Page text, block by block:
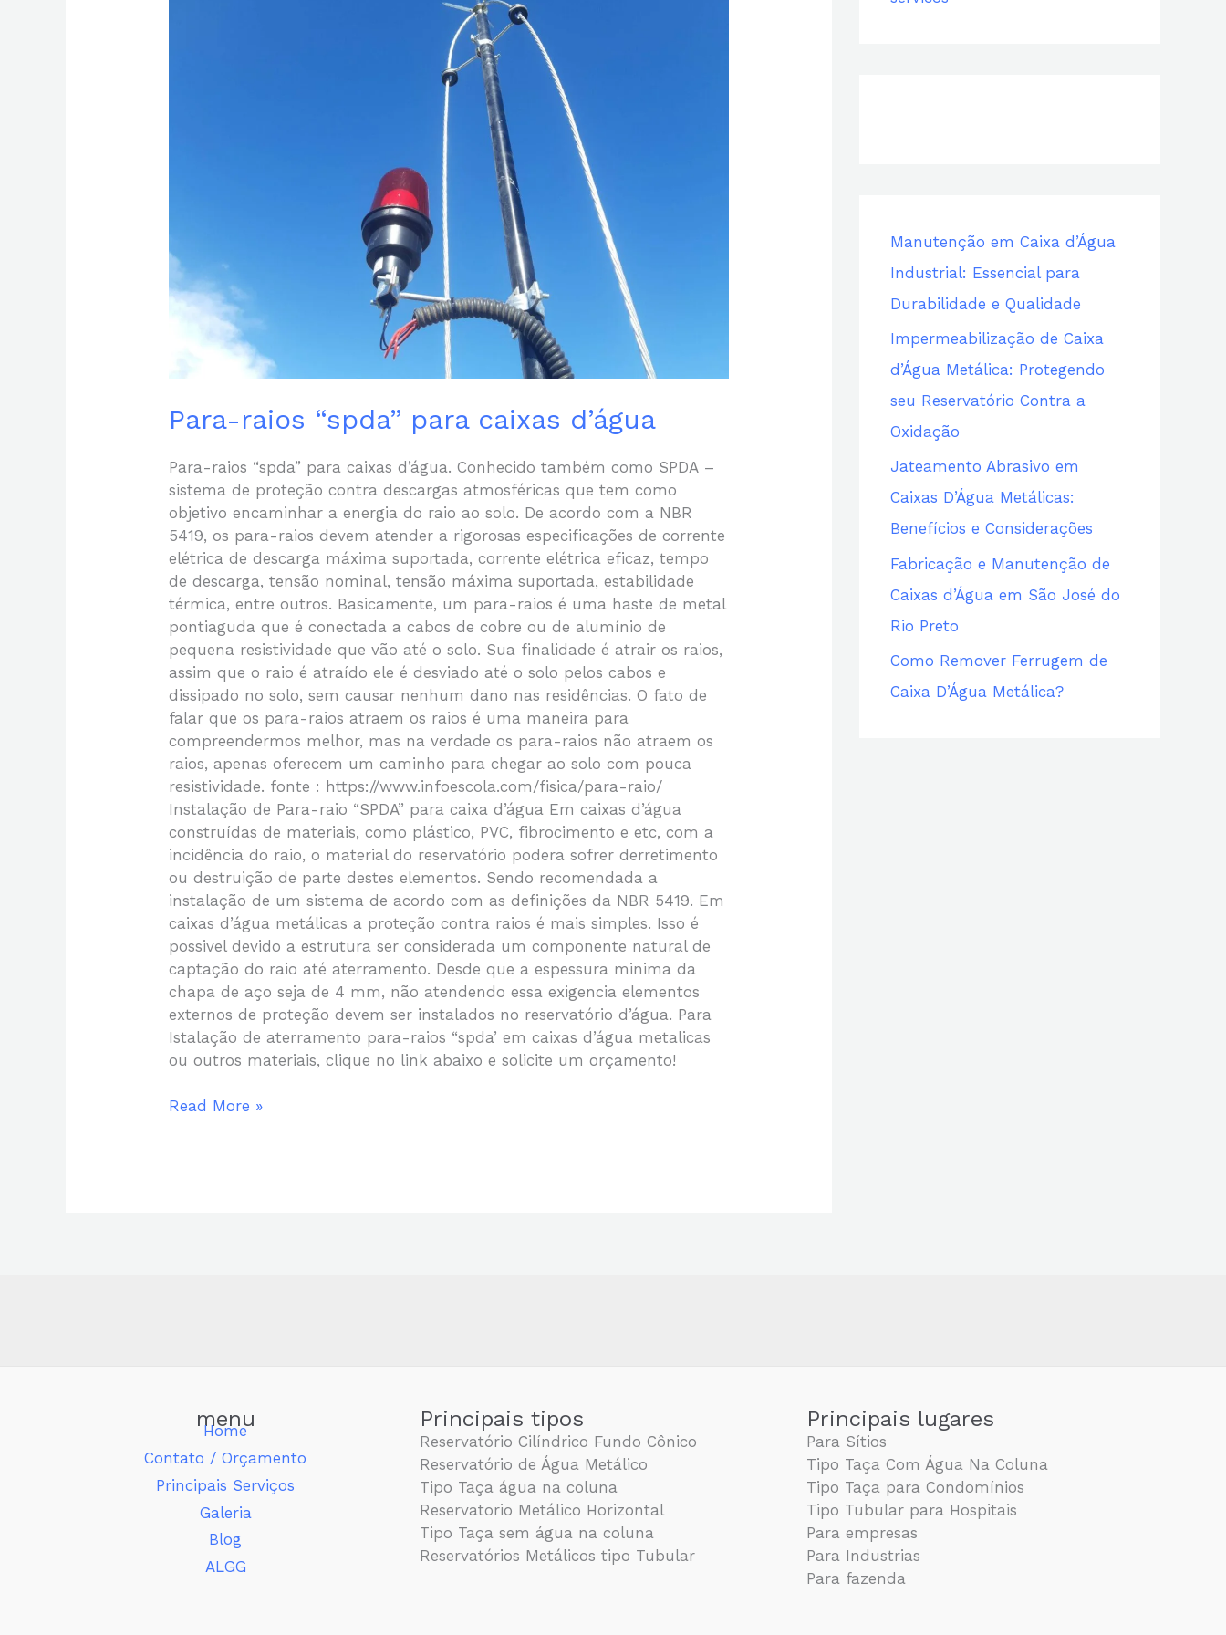
Para-raios “spda” para caixas d’água
Para-raios “spda” para caixas d’água. Conhecido também como SPDA –
sistema de proteção contra descargas atmosféricas que tem como
objetivo encaminhar a energia do raio ao solo. De acordo com a NBR
5419, os para-raios devem atender a rigorosas especificações de corrente
elétrica de descarga máxima suportada, corrente elétrica eficaz, tempo
de descarga, tensão nominal, tensão máxima suportada, estabilidade
térmica, entre outros. Basicamente, um para-raios é uma haste de metal
pontiaguda que é conectada a cabos de cobre ou de alumínio de
pequena resistividade que vão até o solo. Sua finalidade é atrair os raios,
assim que o raio é atraído ele é desviado até o solo pelos cabos e
dissipado no solo, sem causar nenhum dano nas residências. O fato de
falar que os para-raios atraem os raios é uma maneira para
compreendermos melhor, mas na verdade os para-raios não atraem os
raios, apenas oferecem um caminho para chegar ao solo com pouca
resistividade. fonte : https://www.infoescola.com/fisica/para-raio/
Instalação de Para-raio “SPDA” para caixa d’água Em caixas d’água
construídas de materiais, como plástico, PVC, fibrocimento e etc, com a
incidência do raio, o material do reservatório podera sofrer derretimento
ou destruição de parte destes elementos. Sendo recomendada a
instalação de um sistema de acordo com as definições da NBR 5419. Em
caixas d’água metálicas a proteção contra raios é mais simples. Isso é
possivel devido a estrutura ser considerada um componente natural de
captação do raio até aterramento. Desde que a espessura minima da
chapa de aço seja de 4 mm, não atendendo essa exigencia elementos
externos de proteção devem ser instalados no reservatório d’água. Para
Istalação de aterramento para-raios “spda’ em caixas d’água metalicas
ou outros materiais, clique no link abaixo e solicite um orçamento!
Read More »
Manutenção em Caixa d’Água
Industrial: Essencial para
Durabilidade e Qualidade
Impermeabilização de Caixa
d’Água Metálica: Protegendo
seu Reservatório Contra a
Oxidação
Jateamento Abrasivo em
Caixas D’Água Metálicas:
Benefícios e Considerações
Fabricação e Manutenção de
Caixas d’Água em São José do
Rio Preto
Como Remover Ferrugem de
Caixa D’Água Metálica?
menu
Home
Contato / Orçamento
Principais Serviços
Galeria
Blog
ALGG
Principais tipos
Reservatório Cilíndrico Fundo Cônico
Reservatório de Água Metálico
Tipo Taça água na coluna
Reservatorio Metálico Horizontal
Tipo Taça sem água na coluna
Reservatórios Metálicos tipo Tubular
Principais lugares
Para Sítios
Tipo Taça Com Água Na Coluna
Tipo Taça para Condomínios
Tipo Tubular para Hospitais
Para empresas
Para Industrias
Para fazenda